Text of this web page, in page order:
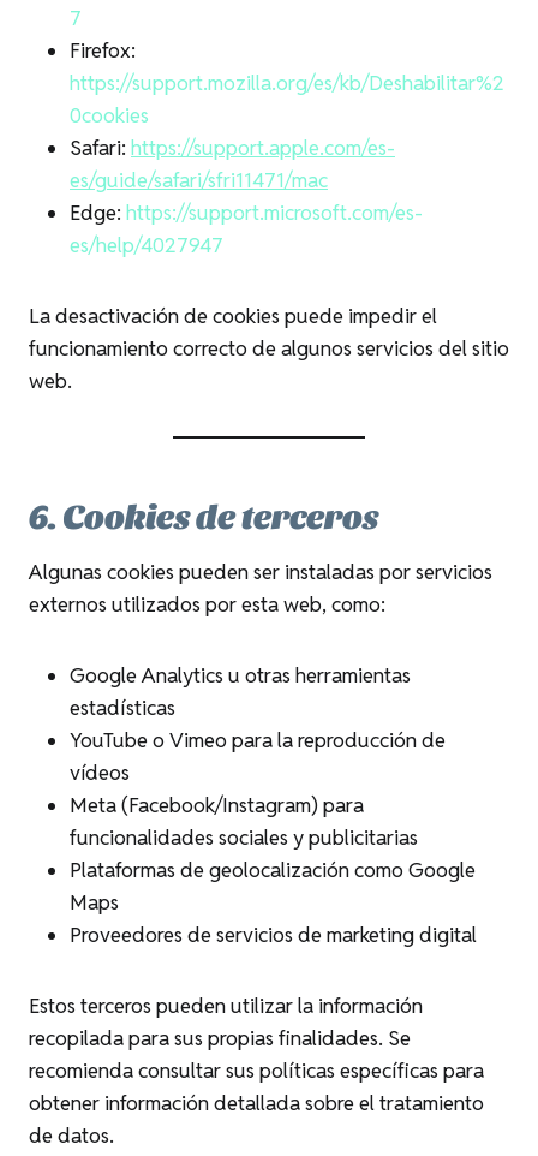
7
Firefox:
https://support.mozilla.org/es/kb/Deshabilitar%2
0cookies
Safari: https://support.apple.com/es-
es/guide/safari/sfri11471/mac
Edge: https://support.microsoft.com/es-
es/help/4027947
La desactivación de cookies puede impedir el
funcionamiento correcto de algunos servicios del sitio
web.
6. Cookies de terceros
Algunas cookies pueden ser instaladas por servicios
externos utilizados por esta web, como:
Google Analytics u otras herramientas
estadísticas
YouTube o Vimeo para la reproducción de
vídeos
Meta (Facebook/Instagram) para
funcionalidades sociales y publicitarias
Plataformas de geolocalización como Google
Maps
Proveedores de servicios de marketing digital
Estos terceros pueden utilizar la información
recopilada para sus propias finalidades. Se
recomienda consultar sus políticas específicas para
obtener información detallada sobre el tratamiento
de datos.